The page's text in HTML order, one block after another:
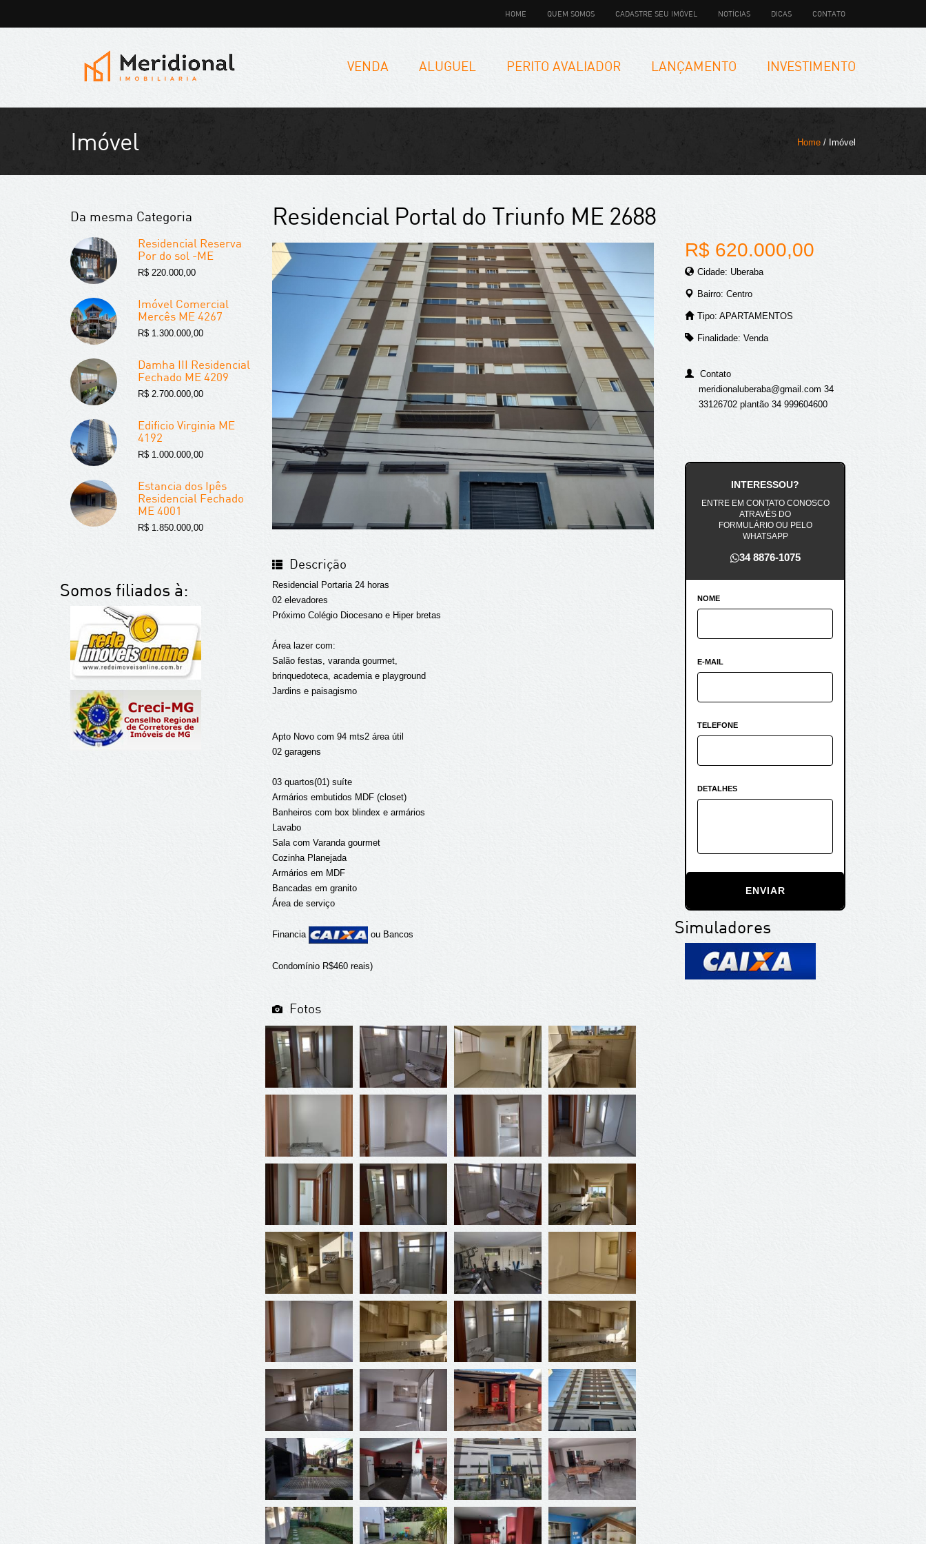
HOME QUEM SOMOS CADASTRE SEU IMÓVEL NOTÍCIAS DICAS CONTATO
VENDA ALUGUEL PERITO AVALIADOR LANÇAMENTO INVESTIMENTO
Home / Imóvel
Imóvel
Da mesma Categoria
Residencial Reserva
Por do sol -ME
R$ 220.000,00
Imóvel Comercial
Mercês ME 4267
R$ 1.300.000,00
Damha III Residencial
Fechado ME 4209
R$ 2.700.000,00
Edificio Virginia ME
4192
R$ 1.000.000,00
Estancia dos Ipês
Residencial Fechado
ME 4001
R$ 1.850.000,00
Somos filiados à:
Residencial Portal do Triunfo ME 2688
Descrição
Residencial Portaria 24 horas
02 elevadores
Próximo Colégio Diocesano e Hiper bretas
Área lazer com:
Salão festas, varanda gourmet,
brinquedoteca, academia e playground
Jardins e paisagismo
Apto Novo com 94 mts2 área útil
02 garagens
03 quartos(01) suíte
Armários embutidos MDF (closet)
Banheiros com box blindex e armários
Lavabo
Sala com Varanda gourmet
Cozinha Planejada
Armários em MDF
Bancadas em granito
Área de serviço
Financia ou Bancos
Condomínio R$460 reais)
Fotos
R$ 620.000,00
Cidade: Uberaba
Bairro: Centro
Tipo: APARTAMENTOS
Finalidade: Venda
Contato
meridionaluberaba@gmail.com 34
33126702 plantão 34 999604600
INTERESSOU?
ENTRE EM CONTATO CONOSCO
ATRAVÉS DO
FORMULÁRIO OU PELO
WHATSAPP
34 8876-1075
NOME
E-MAIL
TELEFONE
DETALHES
ENVIAR
Simuladores